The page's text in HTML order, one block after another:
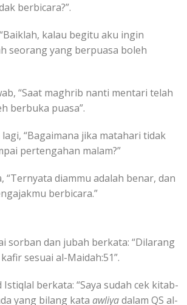
berbicara?”.
kalau begitu aku ingin
seorang yang berpuasa boleh
“Saat maghrib nanti mentari telah
berbuka puasa”.
“Bagaimana jika matahari tidak
pertengahan malam?”
“Ternyata diammu adalah benar, dan
berbicara.”
sorban dan jubah berkata: “Dilarang
sesuai al-Maidah:51”.
berkata: “Saya sudah cek kitab-
yang bilang kata awliyadalam QS al-